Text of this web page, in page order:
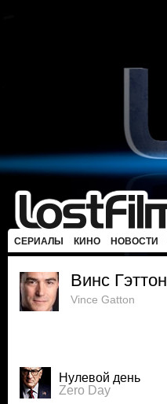
СЕРИАЛЫ КИНО НОВОСТИ
Винс Гэттон
Vince Gatton
Нулевой день
Zero Day